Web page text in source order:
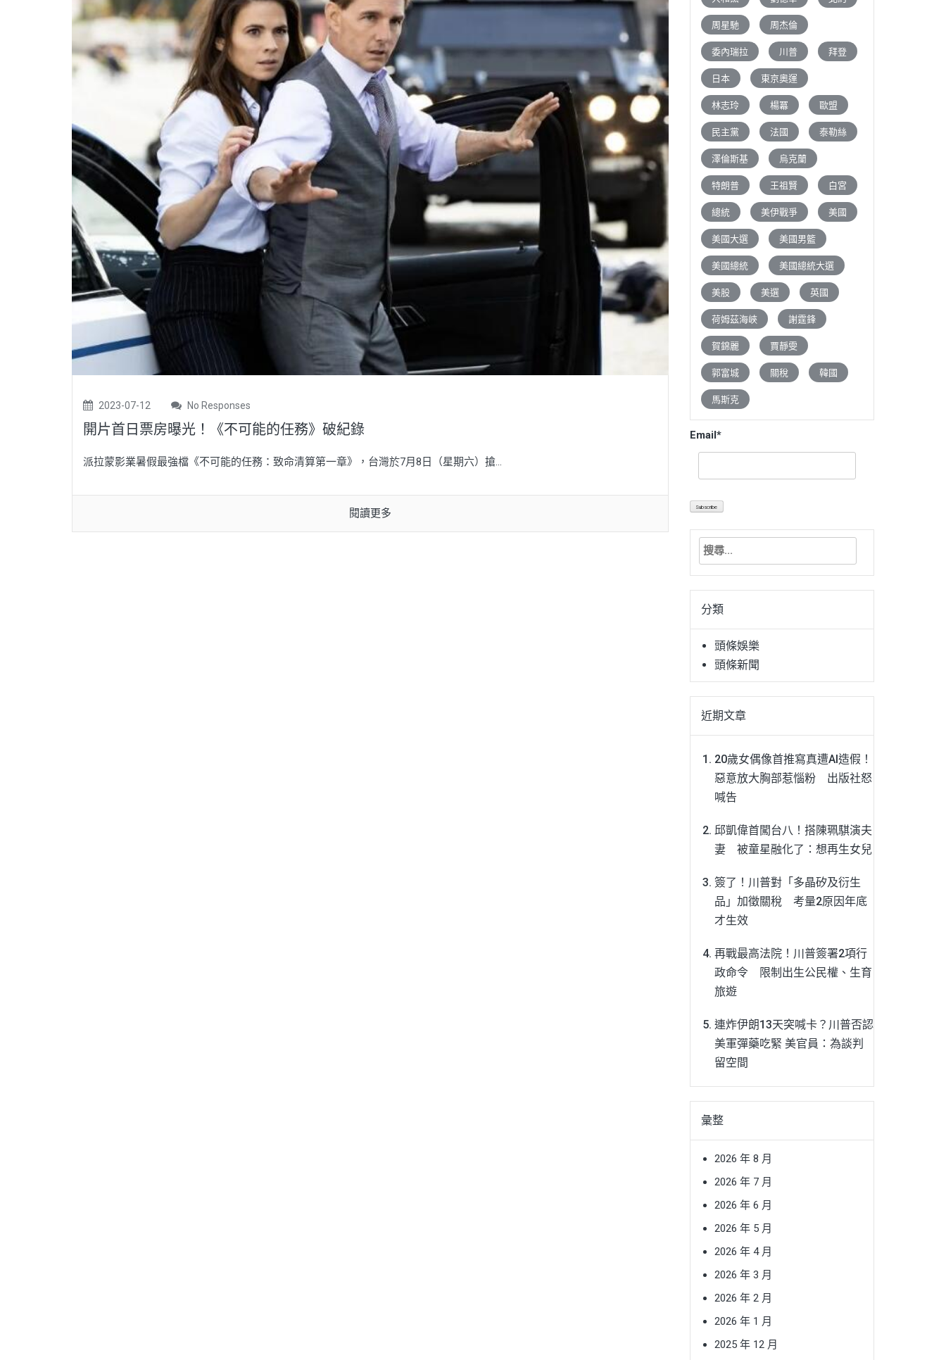
2023-07-12 No Responses
開片首日票房曝光！《不可能的任務》破紀錄
派拉蒙影業暑假最強檔《不可能的任務：致命清算第一章》，台灣於7月8日（星期六）搶...
閱讀更多
周星馳 周杰倫
委內瑞拉 川普 拜登
日本 東京奧運
林志玲 楊冪 歐盟
民主黨 法國 泰勒絲
澤倫斯基 烏克蘭
特朗普 王祖賢 白宮
總統 美伊戰爭 美國
美國大選 美國男籃
美國總統 美國總統大選
美股 美選 英國
荷姆茲海峽 謝霆鋒
賀錦麗 賈靜雯
郭富城 關稅 韓國
馬斯克
Email*
搜
關
字:分類
頭條娛樂
頭條新聞
近期文章
20歲女偶像首推寫真遭AI造假！
惡意放大胸部惹惱粉 出版社怒
喊告
邱凱偉首闖台八！搭陳珮騏演夫
妻 被童星融化了：想再生女兒
簽了！川普對「多晶矽及衍生
品」加徵關稅 考量2原因年底
才生效
再戰最高法院！川普簽署2項行
政命令 限制出生公民權、生育
旅遊
連炸伊朗13天突喊卡？川普否認
美軍彈藥吃緊 美官員：為談判
留空間
彙整
2026 年 8 月
2026 年 7 月
2026 年 6 月
2026 年 5 月
2026 年 4 月
2026 年 3 月
2026 年 2 月
2026 年 1 月
2025 年 12 月